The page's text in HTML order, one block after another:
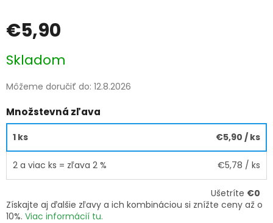
€5,90
cena:
Skladom
Môžeme doručiť do: 12.8.2026
Množstevná zľava
1 ks €5,90 / ks
2 a viac ks = zľava 2 % €5,78 / ks
Ušetríte €0
Získajte aj ďalšie zľavy a ich kombináciou si znížte ceny až o
10%. Viac informácií tu.